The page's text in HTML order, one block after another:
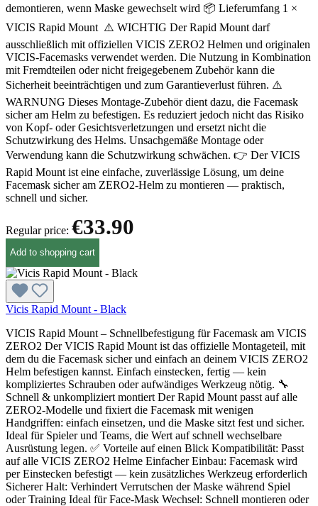
demontieren, wenn Maske gewechselt wird 📦 Lieferumfang 1 ×
VICIS Rapid Mount ⚠️ WICHTIG Der Rapid Mount darf
ausschließlich mit offiziellen VICIS ZERO2 Helmen und originalen
VICIS-Facemasks verwendet werden. Die Nutzung in Kombination
mit Fremdteilen oder nicht freigegebenem Zubehör kann die
Sicherheit beeinträchtigen und zum Garantieverlust führen. ⚠️
WARNUNG Dieses Montage-Zubehör dient dazu, die Facemask
sicher am Helm zu befestigen. Es reduziert jedoch nicht das Risiko
von Kopf- oder Gesichtsverletzungen und ersetzt nicht die
Schutzwirkung des Helms. Unsachgemäße Montage oder
Verwendung kann die Schutzwirkung schwächen. 👉 Der VICIS
Rapid Mount ist eine einfache, zuverlässige Lösung, um deine
Facemask sicher am ZERO2-Helm zu montieren — praktisch,
schnell und sicher.
Regular price: €33.90
Add to shopping cart
Vicis Rapid Mount - Black
VICIS Rapid Mount – Schnellbefestigung für Facemask am VICIS
ZERO2 Der VICIS Rapid Mount ist das offizielle Montageteil, mit
dem du die Facemask sicher und einfach an deinem VICIS ZERO2
Helm befestigen kannst. Einfach einstecken, fertig — kein
kompliziertes Schrauben oder aufwändiges Werkzeug nötig. 🔧
Schnell & unkompliziert montiert Der Rapid Mount passt auf alle
ZERO2-Modelle und fixiert die Facemask mit wenigen
Handgriffen: einfach einsetzen, und die Maske sitzt fest und sicher.
Ideal für Spieler und Teams, die Wert auf schnell wechselbare
Ausrüstung legen. ✅ Vorteile auf einen Blick Kompatibilität: Passt
auf alle VICIS ZERO2 Helme Einfacher Einbau: Facemask wird
per Einstecken befestigt — kein zusätzliches Werkzeug erforderlich
Sicherer Halt: Verhindert Verrutschen der Maske während Spiel
oder Training Ideal für Face-Mask Wechsel: Schnell montieren oder